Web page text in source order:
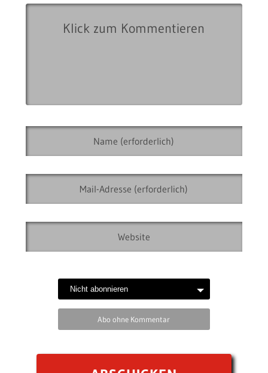
Abo ohne Kommentar